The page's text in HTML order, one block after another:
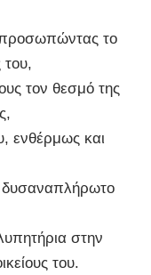
το
τον θεσμό της
ενθέρμως και
δυσαναπλήρωτο
στην
του.